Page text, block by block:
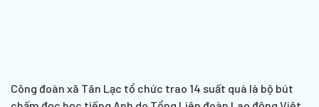
Công đoàn xã Tân Lạc tổ chức trao 14 suất quà là bộ bút